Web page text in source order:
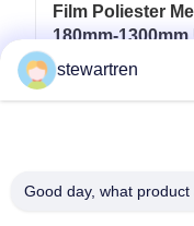
Film Poliester
180mm-
Karton
stewartren
Good day, what